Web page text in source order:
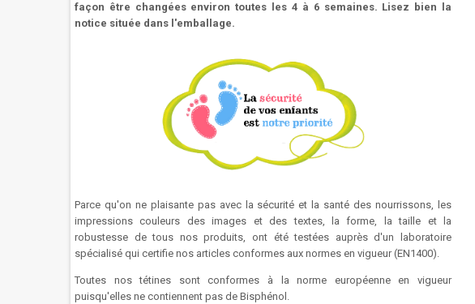
façon être changées environ toutes les 4 à 6 semaines. Lisez bien la
notice située dans l'emballage.
Parce qu'on ne plaisante pas avec la sécurité et la santé des nourrissons, les
impressions couleurs des images et des textes, la forme, la taille et la
robustesse de tous nos produits, ont été testées auprès d'un laboratoire
spécialisé qui certifie nos articles conformes aux normes en vigueur (EN1400).
Toutes nos tétines sont conformes à la norme européenne en vigueur
puisqu'elles ne contiennent pas de Bisphénol.